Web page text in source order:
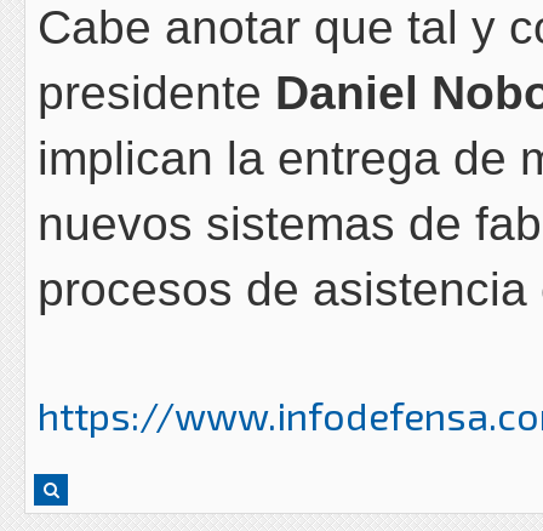
Cabe anotar que tal y
presidente Daniel
implican la entrega de
nuevos sistemas de
procesos de asistencia
https://